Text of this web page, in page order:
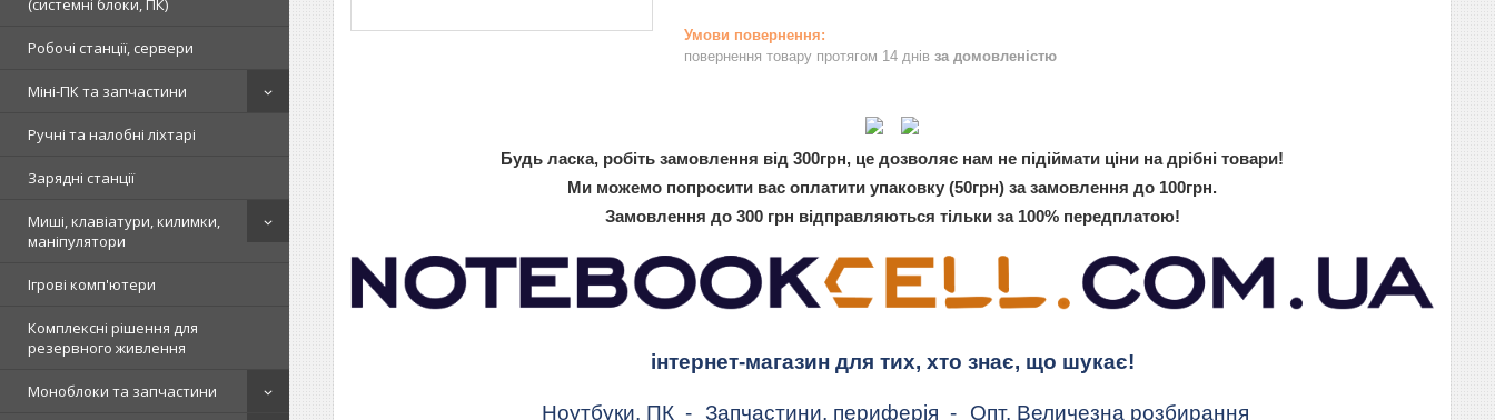
(системні блоки, ПК)
Робочі станції, сервери
Міні-ПК та запчастини
Ручні та налобні ліхтарі
Зарядні станції
Миші, клавіатури, килимки,
маніпулятори
Ігрові комп'ютери
Комплексні рішення для
резервного живлення
Моноблоки та запчастини
повернення товару протягом 14 днів за домовленістю
Будь ласка, робіть замовлення від 300грн, це дозволяє нам не підіймати ціни на дрібні товари!
Ми можемо попросити вас оплатити упаковку (50грн) за замовлення до 100грн.
Замовлення до 300 грн відправляються тільки за 100% передплатою!
інтернет-магазин для тих, хто знає, що шукає!
Ноутбуки, ПК - Запчастини, периферія - Опт. Величезна розбирання